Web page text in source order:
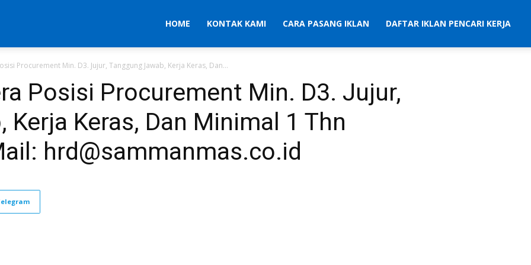
HOME KONTAK KAMI CARA PASANG IKLAN DAFTAR IKLAN PENCARI KERJA
Procurement Min. D3. Jujur, Tanggung Jawab, Kerja Keras, Dan...
Posisi Procurement Min. D3. Jujur,
Kerja Keras, Dan Minimal 1 Thn
hrd@sammanmas.co.id